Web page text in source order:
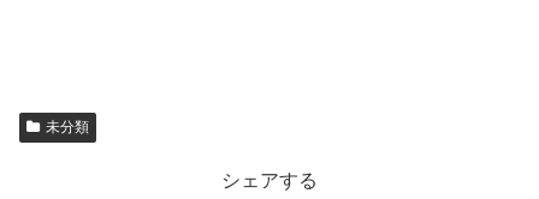
未分類
シェアする